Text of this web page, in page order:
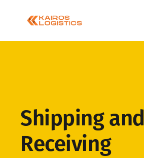
Shipping and
Receiving